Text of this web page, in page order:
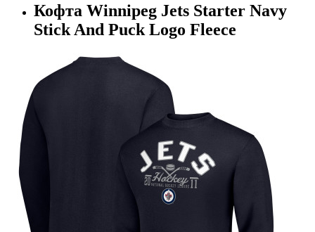
Кофта Winnipeg Jets Starter Navy
Stick And Puck Logo Fleece